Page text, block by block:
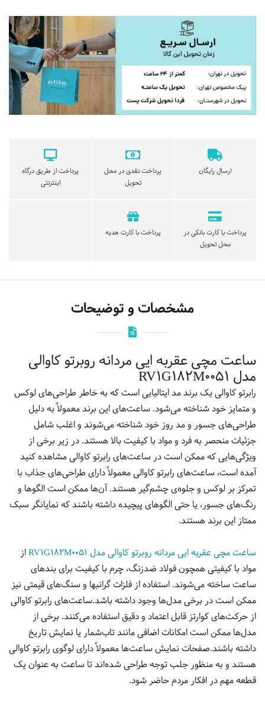
ارسال رایگان
پرداخت نقدی در محل
تحویل
پرداخت از طریق درگاه
اینترنتی
پرداخت با کارت بانکی در
محل تحویل
پرداخت با کارت هدیه
مشخصات و توضیحات
ساعت مچی عقربه ایی مردانه روبرتو کاوالی
مدل RV1G182M0051
رابرتو کاوالی یک برند مد ایتالیایی است که به خاطر طراحی‌های لوکس
و متمایز خود شناخته می‌شود. ساعت‌های این برند معمولاً به دلیل
طراحی‌های جسور و مد روز خود شناخته می‌شوند و اغلب شامل
جزئیات منحصر به فرد و مواد با کیفیت بالا هستند. در زیر برخی از
ویژگی‌هایی که ممکن است در ساعت‌های رابرتو کاوالی مشاهده کنید
آمده است، ساعت‌های رابرتو کاوالی معمولاً دارای طراحی‌های جذاب با
تمرکز بر لوکس و جلوه‌ی چشم‌گیر هستند. آن‌ها ممکن است الگوها و
رنگ‌های جسور، یا حتی الگوهای پیچیده داشته باشند که نمایانگر سبک
ممتاز این برند هستند.
ساعت مچی عقربه ایی مردانه روبرتو کاوالی مدل RV1G182M0051
از
مواد با کیفیتی همچون فولاد ضدزنگ، چرم با کیفیت برای بندهای
ساعت ساخته می‌شوند. استفاده از فلزات گرانبها و سنگ‌های قیمتی نیز
ممکن است در برخی مدل‌ها وجود داشته باشد.ساعت‌های رابرتو کاوالی
از حرکت‌های کوارتز قابل اعتماد و دقیق استفاده می‌کنند. برخی از
مدل‌ها ممکن است امکانات اضافی مانند تاب‌شمار یا نمایش تاریخ
داشته باشند.صفحات نمایش ساعت‌ها معمولاً دارای لوگوی رابرتو کاوالی
هستند و به منظور جلب توجه طراحی شده‌اند تا ساعت به عنوان یک
قطعه مهم در افکار مردم حاضر شود.